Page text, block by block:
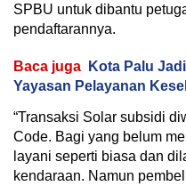
SPBU untuk dibantu
pendaftarannya.
Baca juga
Kota Palu
Yayasan Pelayanan
“Transaksi Solar subsidi
Code. Bagi yang belum
layani seperti biasa dan
kendaraan. Namun